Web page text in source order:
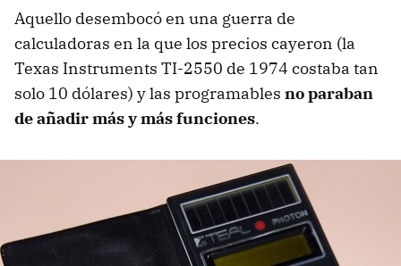
Aquello desembocó en una guerra de
calculadoras en la que los precios cayeron (la
Texas Instruments TI-2550 de 1974 costaba tan
solo 10 dólares) y las programables no paraban
de añadir más y más funciones.